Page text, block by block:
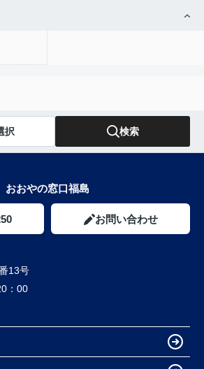
択 検索
おおやの窓口福島
お問い合わせ
13号
：00